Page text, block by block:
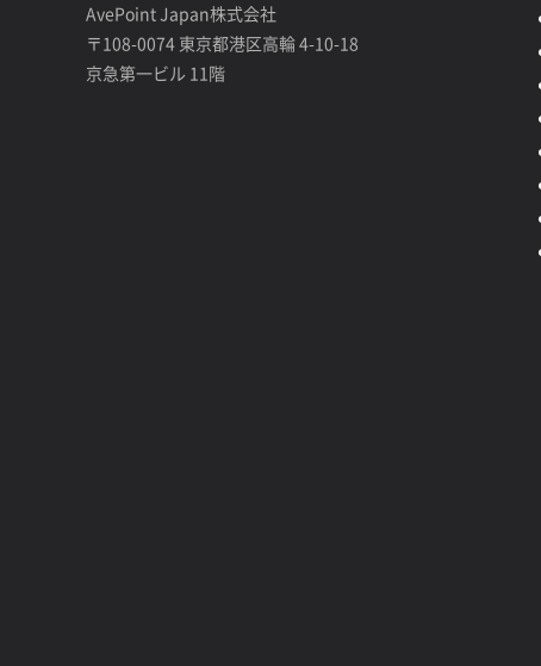
AvePoint Japan株式会社
〒108-0074 東京都港区高輪 4-10-18
京急第一ビル 11階